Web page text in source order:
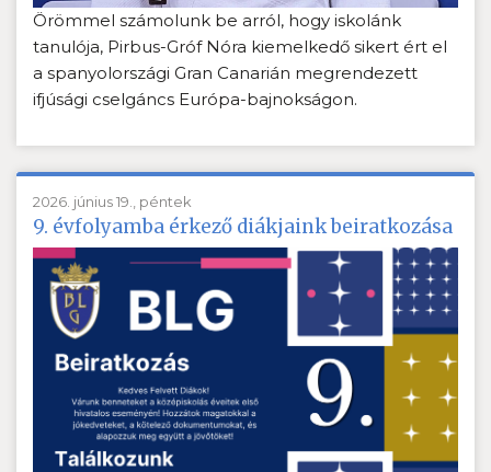
Örömmel számolunk be arról, hogy iskolánk
tanulója, Pirbus-Gróf Nóra kiemelkedő sikert ért el
a spanyolországi Gran Canarián megrendezett
ifjúsági cselgáncs Európa-bajnokságon.
2026. június 19., péntek
9. évfolyamba érkező diákjaink beiratkozása